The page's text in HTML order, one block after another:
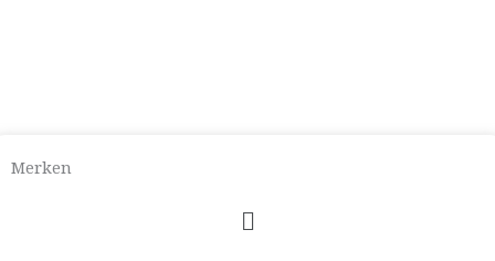
Merken
Menu